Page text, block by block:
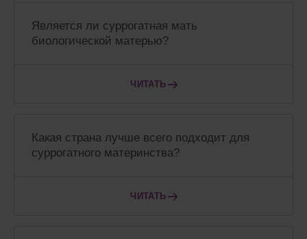
Является ли суррогатная мать
биологической матерью?
ЧИТАТЬ
Какая страна лучше всего подходит для
суррогатного материнства?
ЧИТАТЬ